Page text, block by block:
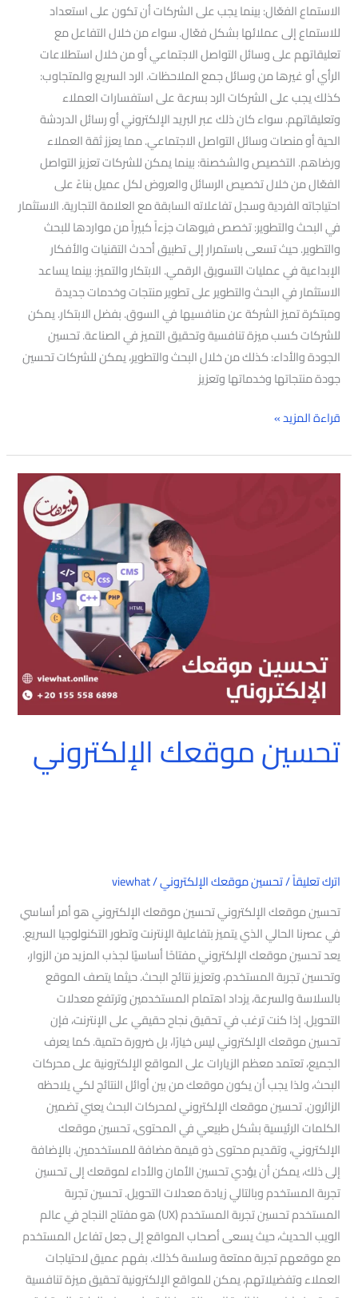
الاستماع الفعّال: بينما يجب على الشركات أن تكون على استعداد
للاستماع إلى عملائها بشكل فعّال. سواء من خلال التفاعل مع
تعليقاتهم على وسائل التواصل الاجتماعي أو من خلال استطلاعات
الرأي أو غيرها من وسائل جمع الملاحظات. الرد السريع والمتجاوب:
كذلك يجب على الشركات الرد بسرعة على استفسارات العملاء
وتعليقاتهم. سواء كان ذلك عبر البريد الإلكتروني أو رسائل الدردشة
الحية أو منصات وسائل التواصل الاجتماعي. مما يعزز ثقة العملاء
ورضاهم. التخصيص والشخصنة: بينما يمكن للشركات تعزيز التواصل
الفعّال من خلال تخصيص الرسائل والعروض لكل عميل بناءً على
احتياجاته الفردية وسجل تفاعلاته السابقة مع العلامة التجارية. الاستثمار
في البحث والتطوير: تخصص فيوهات جزءاً كبيراً من مواردها للبحث
والتطوير. حيث تسعى باستمرار إلى تطبيق أحدث التقنيات والأفكار
الإبداعية في عمليات التسويق الرقمي. الابتكار والتميز: بينما يساعد
الاستثمار في البحث والتطوير على تطوير منتجات وخدمات جديدة
ومبتكرة تميز الشركة عن منافسيها في السوق. بفضل الابتكار. يمكن
للشركات كسب ميزة تنافسية وتحقيق التميز في الصناعة. تحسين
الجودة والأداء: كذلك من خلال البحث والتطوير، يمكن للشركات تحسين
جودة منتجاتها وخدماتها وتعزيز
قراءة المزيد »
تحسين موقعك الإلكتروني
اترك تعليقاً/تحسين موقعك الإلكتروني/
viewhat
تحسين موقعك الإلكتروني تحسين موقعك الإلكتروني هو أمر أساسي
في عصرنا الحالي الذي يتميز بتفاعلية الإنترنت وتطور التكنولوجيا السريع.
يعد تحسين موقعك الإلكتروني مفتاحًا أساسيًا لجذب المزيد من الزوار،
وتحسين تجربة المستخدم، وتعزيز نتائج البحث. حيثما يتصف الموقع
بالسلاسة والسرعة، يزداد اهتمام المستخدمين وترتفع معدلات
التحويل. إذا كنت ترغب في تحقيق نجاح حقيقي على الإنترنت، فإن
تحسين موقعك الإلكتروني ليس خيارًا، بل ضرورة حتمية. كما يعرف
الجميع، تعتمد معظم الزيارات على المواقع الإلكترونية على محركات
البحث، ولذا يجب أن يكون موقعك من بين أوائل النتائج لكي يلاحظه
الزائرون. تحسين موقعك الإلكتروني لمحركات البحث يعني تضمين
الكلمات الرئيسية بشكل طبيعي في المحتوى، تحسين موقعك
الإلكتروني، وتقديم محتوى ذو قيمة مضافة للمستخدمين. بالإضافة
إلى ذلك، يمكن أن يؤدي تحسين الأمان والأداء لموقعك إلى تحسين
تجربة المستخدم وبالتالي زيادة معدلات التحويل. تحسين تجربة
المستخدم تحسين تجربة المستخدم (UX) هو مفتاح النجاح في عالم
الويب الحديث، حيث يسعى أصحاب المواقع إلى جعل تفاعل المستخدم
مع موقعهم تجربة ممتعة وسلسة كذلك. بفهم عميق لاحتياجات
العملاء وتفضيلاتهم، يمكن للمواقع الإلكترونية تحقيق ميزة تنافسية